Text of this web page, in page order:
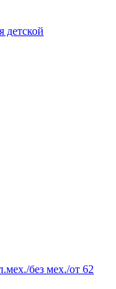
детской
без мех./от 62